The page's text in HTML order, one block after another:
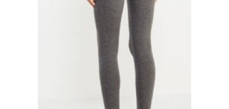
Тенденции в обуви
Тенденции из прошлых
Модная одежда